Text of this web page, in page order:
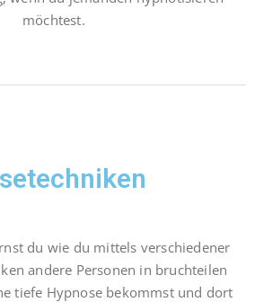
möchtest.
du wie du mittels verschiedener
andere Personen in bruchteilen
tiefe Hypnose bekommst und dort